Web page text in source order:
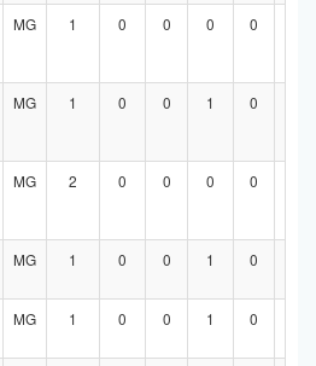
MG 1 0 0 0 0
MG 1 0 0 1 0
MG 2 0 0 0 0
MG 1 0 0 1 0
MG 1 0 0 1 0